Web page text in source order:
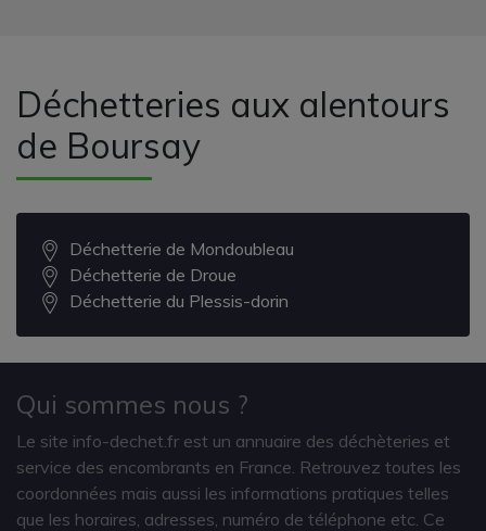
Déchetteries aux alentours
de Boursay
Déchetterie de Mondoubleau
Déchetterie de Droue
Déchetterie du Plessis-dorin
Qui sommes nous ?
Le site info-dechet.fr est un annuaire des déchèteries et
service des encombrants en France. Retrouvez toutes les
coordonnées mais aussi les informations pratiques telles
que les horaires, adresses, numéro de téléphone etc. Ce